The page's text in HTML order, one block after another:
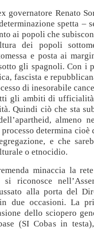
governatore Renato
spetta –
ai popoli che
dei popoli
e posta ai
gli spagnoli. Con i
fascista e
di inesorabile
gli ambiti di
Quindi ciò che sta
almeno
determina cioè
e che
o etnocidio.
minaccia la
riconosce
alla porta del
due occasioni. La
dello sciopero
(SI Cobas in